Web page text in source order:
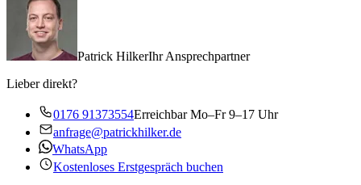
Patrick HilkerIhr Ansprechpartner
Lieber direkt?
0176 91373554Erreichbar Mo–Fr 9–17 Uhr
anfrage@patrickhilker.de
WhatsApp
Kostenloses Erstgespräch buchen